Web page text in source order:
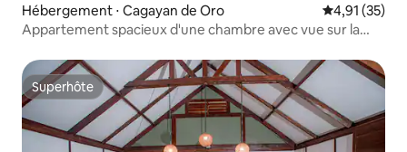
Hébergement ⋅ Cagayan de Oro Évaluation
4,91 (35)
Appartement spacieux d'une chambre avec vue sur la
Superhôte
Superhôte